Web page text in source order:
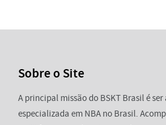
Sobre o Site
A principal missão do BSKT Brasil é
especializada em NBA no Brasil.